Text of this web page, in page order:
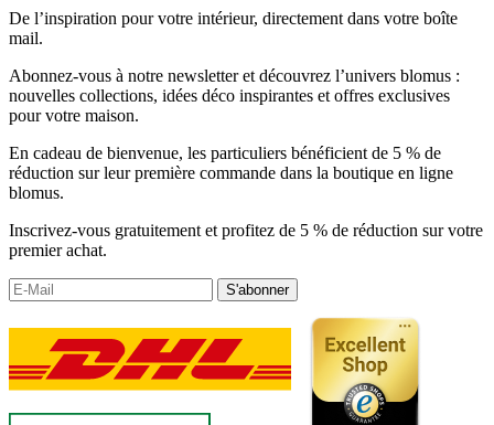
De l’inspiration pour votre intérieur, directement dans votre boîte
mail.
Abonnez-vous à notre newsletter et découvrez l’univers blomus :
nouvelles collections, idées déco inspirantes et offres exclusives
pour votre maison.
En cadeau de bienvenue, les particuliers bénéficient de 5 % de
réduction sur leur première commande dans la boutique en ligne
blomus.
Inscrivez-vous gratuitement et profitez de 5 % de réduction sur votre
premier achat.
S'abonner